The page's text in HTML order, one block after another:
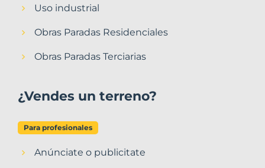
Uso industrial
Obras Paradas Residenciales
Obras Paradas Terciarias
¿Vendes un terreno?
Para profesionales
Anúnciate o publicitate